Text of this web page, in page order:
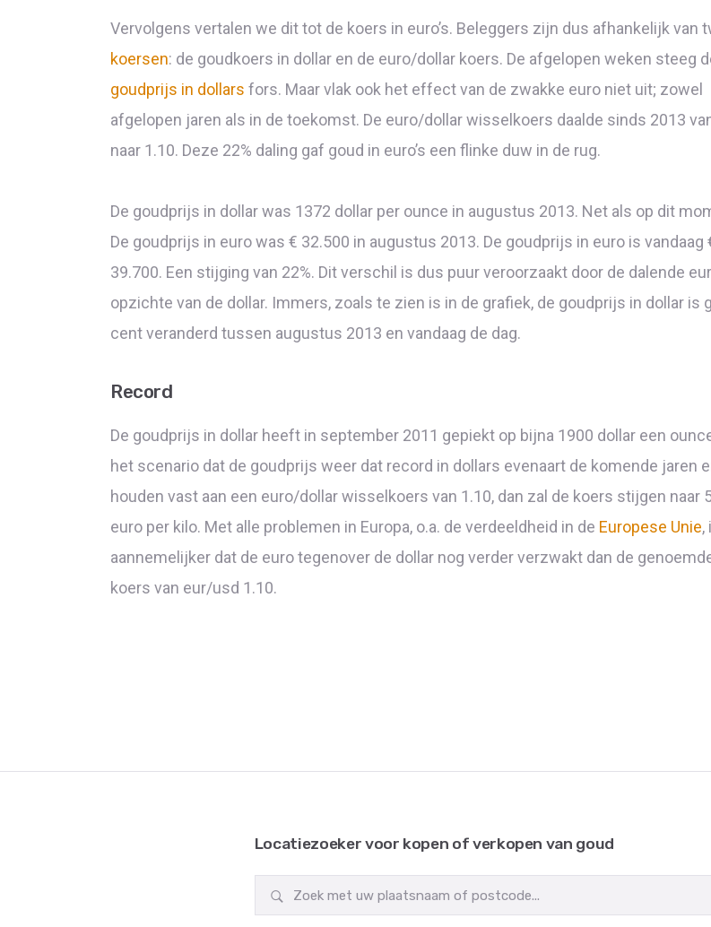
Vervolgens vertalen we dit tot de koers in euro’s. Beleggers zijn dus afhankelijk van
koersen: de goudkoers in dollar en de euro/dollar koers. De afgelopen weken steeg
goudprijs in dollars fors. Maar vlak ook het effect van de zwakke euro niet uit; zowel
afgelopen jaren als in de toekomst. De euro/dollar wisselkoers daalde sinds 2013
naar 1.10. Deze 22% daling gaf goud in euro’s een flinke duw in de rug.
De goudprijs in dollar was 1372 dollar per ounce in augustus 2013. Net als op dit
De goudprijs in euro was € 32.500 in augustus 2013. De goudprijs in euro is vandaag
39.700. Een stijging van 22%. Dit verschil is dus puur veroorzaakt door de dalende
opzichte van de dollar. Immers, zoals te zien is in de grafiek, de goudprijs in dollar is
cent veranderd tussen augustus 2013 en vandaag de dag.
Record
De goudprijs in dollar heeft in september 2011 gepiekt op bijna 1900 dollar een
het scenario dat de goudprijs weer dat record in dollars evenaart de komende jaren
houden vast aan een euro/dollar wisselkoers van 1.10, dan zal de koers stijgen naar
euro per kilo. Met alle problemen in Europa, o.a. de verdeeldheid in de Europese Unie,
aannemelijker dat de euro tegenover de dollar nog verder verzwakt dan de
koers van eur/usd 1.10.
Locatiezoeker voor kopen of verkopen van goud